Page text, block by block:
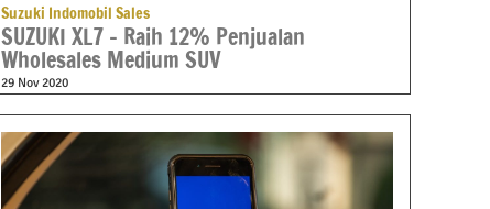
Suzuki Indomobil Sales
SUZUKI XL7 – Raih 12% Penjualan
Wholesales Medium SUV
29 Nov 2020